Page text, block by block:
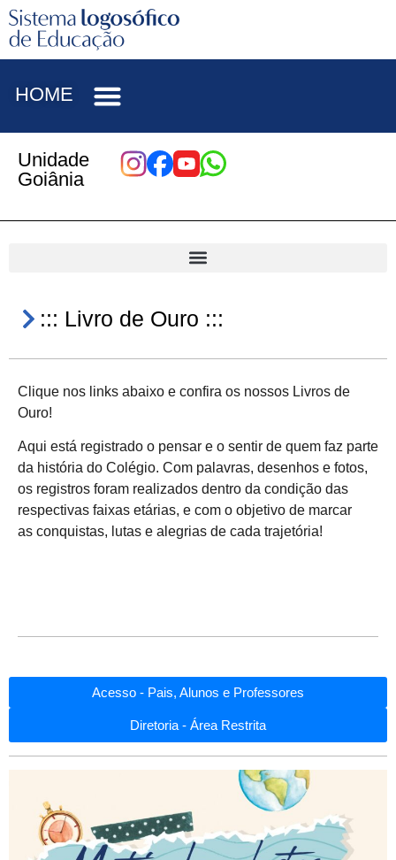
HOME
Unidade
Goiânia
::: Livro de Ouro :::
Clique nos links abaixo e confira os nossos Livros de
Ouro!
Aqui está registrado o pensar e o sentir de quem faz parte
da história do Colégio. Com palavras, desenhos e fotos,
os registros foram realizados dentro da condição das
respectivas faixas etárias, e com o objetivo de marcar
as conquistas, lutas e alegrias de cada trajetória!
Acesso - Pais, Alunos e Professores
Diretoria - Área Restrita